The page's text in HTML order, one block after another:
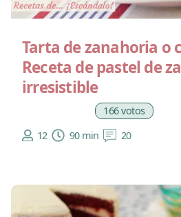
Tarta de zanahoria o
Receta de pastel de
irresistible
166 votos
12
90 min 20